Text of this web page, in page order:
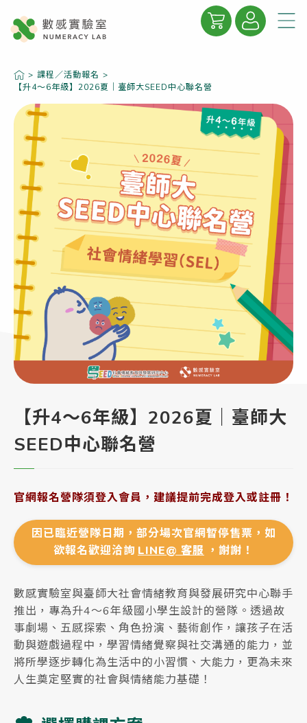
數感學院
數感專欄
精彩合輯
線上商城
> 課程／活動報名 >
【升4～6年級】2026夏｜臺師大SEED中心聯名營
【升4～6年級】2026夏｜臺師大
SEED中心聯名營
官網報名營隊須登入會員，建議提前完成登入或註冊！
因已臨近營隊日期，部分場次官網暫停售票，如
欲報名歡迎洽詢 LINE@ 客服 ，謝謝！
數感實驗室與臺師大社會情緒教育與發展研究中心聯手
推出，專為升4～6年級國小學生設計的營隊。透過故
事劇場、五感探索、角色扮演、藝術創作，讓孩子在活
動與遊戲過程中，學習情緒覺察與社交溝通的能力，並
將所學逐步轉化為生活中的小習慣、大能力，更為未來
人生奠定堅實的社會與情緒能力基礎！